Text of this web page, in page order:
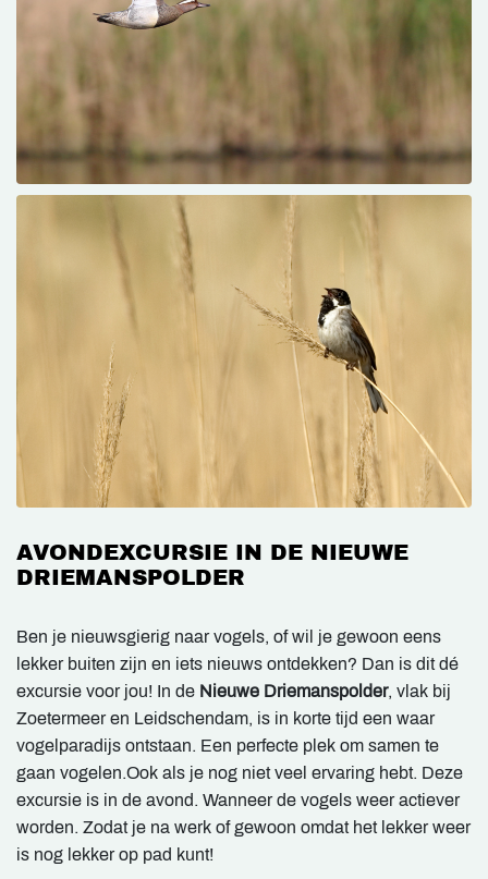
AVONDEXCURSIE IN DE NIEUWE
DRIEMANSPOLDER
Ben je nieuwsgierig naar vogels, of wil je gewoon eens
lekker buiten zijn en iets nieuws ontdekken? Dan is dit dé
excursie voor jou! In de Nieuwe Driemanspolder, vlak bij
Zoetermeer en Leidschendam, is in korte tijd een waar
vogelparadijs ontstaan. Een perfecte plek om samen te
gaan vogelen.Ook als je nog niet veel ervaring hebt. Deze
excursie is in de avond. Wanneer de vogels weer actiever
worden. Zodat je na werk of gewoon omdat het lekker weer
is nog lekker op pad kunt!